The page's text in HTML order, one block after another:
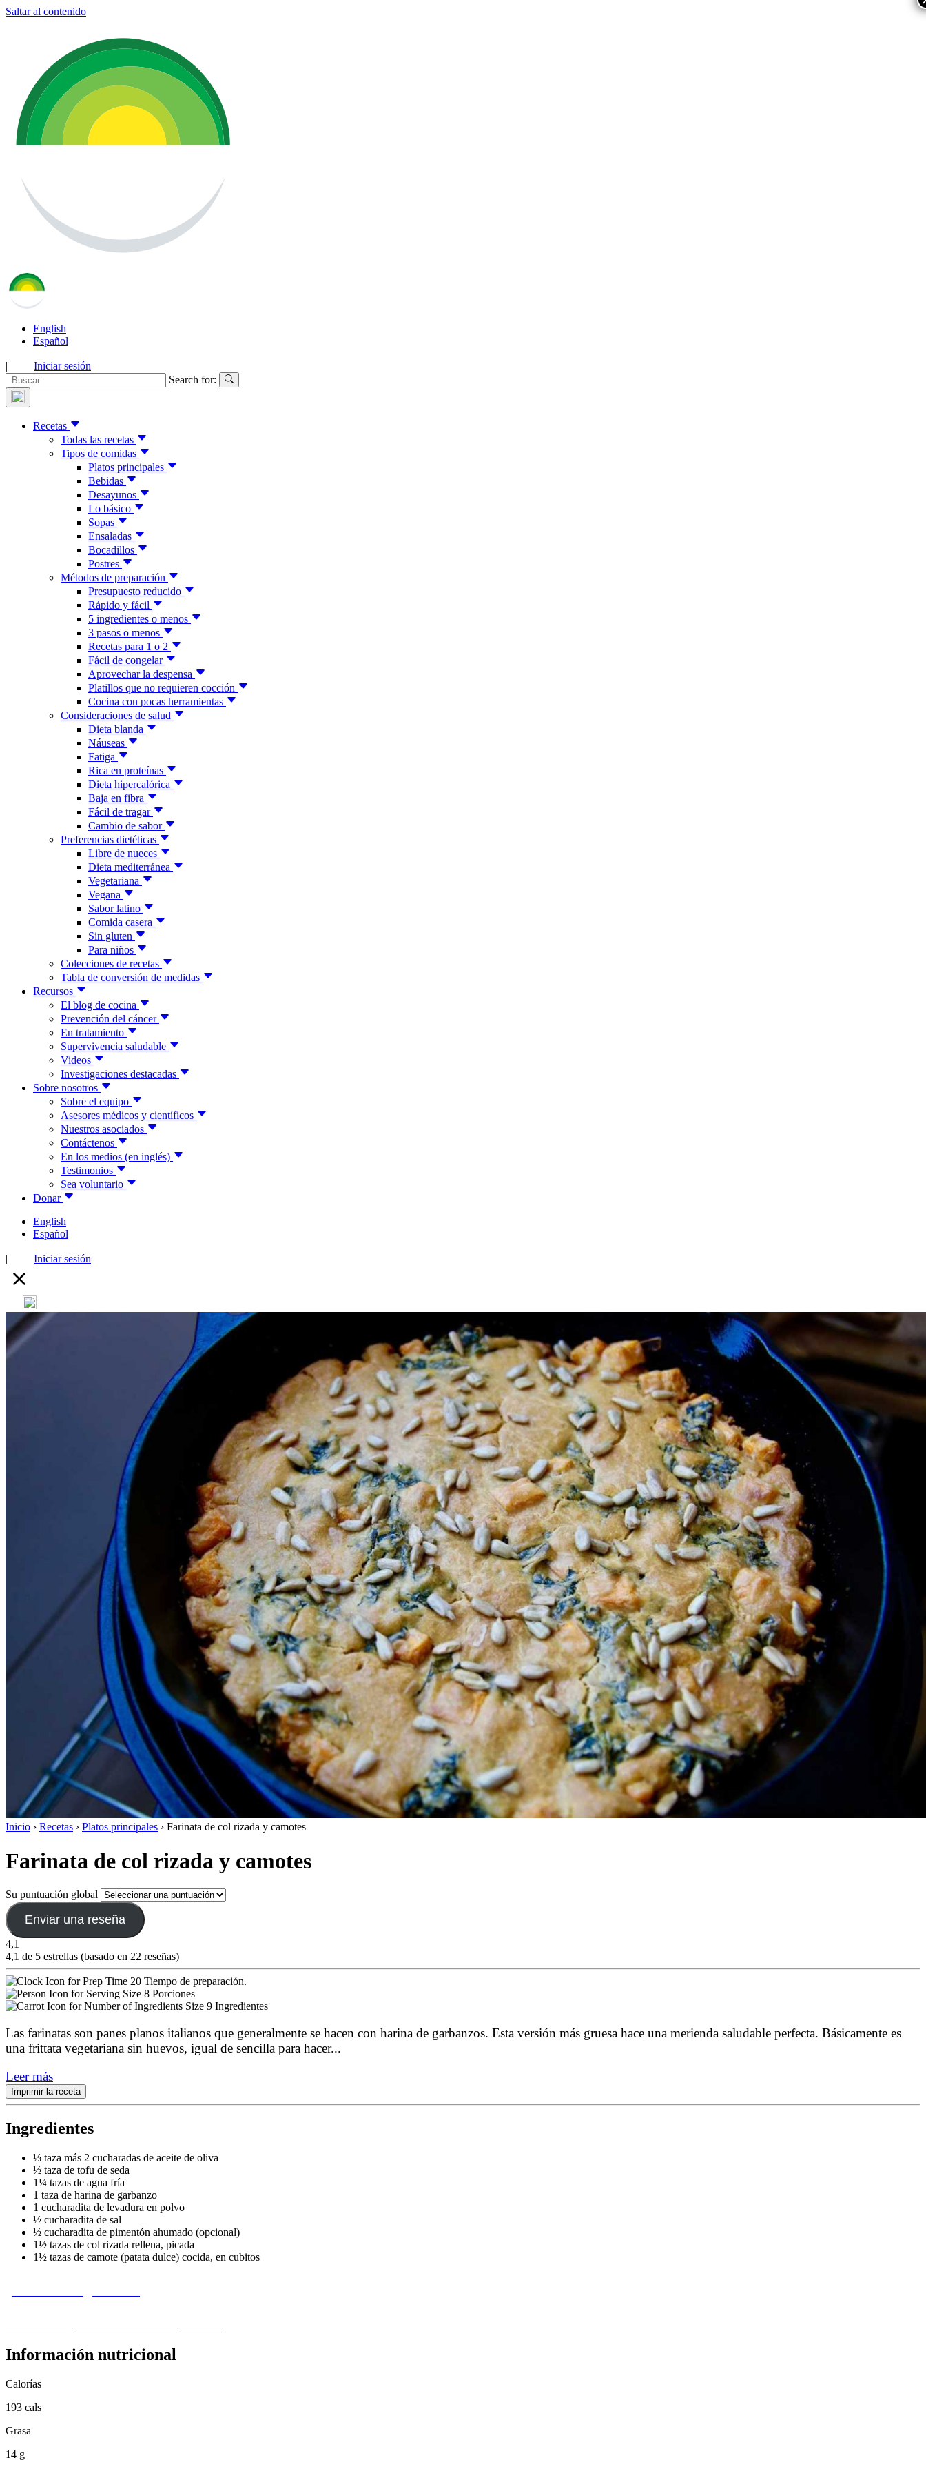
Saltar al contenido
English
Español
|
Iniciar sesión
Search for:
Recetas
Todas las recetas
Tipos de comidas
Platos principales
Bebidas
Desayunos
Lo básico
Sopas
Ensaladas
Bocadillos
Postres
Métodos de preparación
Presupuesto reducido
Rápido y fácil
5 ingredientes o menos
3 pasos o menos
Recetas para 1 o 2
Fácil de congelar
Aprovechar la despensa
Platillos que no requieren cocción
Cocina con pocas herramientas
Consideraciones de salud
Dieta blanda
Náuseas
Fatiga
Rica en proteínas
Dieta hipercalórica
Baja en fibra
Fácil de tragar
Cambio de sabor
Preferencias dietéticas
Libre de nueces
Dieta mediterránea
Vegetariana
Vegana
Sabor latino
Comida casera
Sin gluten
Para niños
Colecciones de recetas
Tabla de conversión de medidas
Recursos
El blog de cocina
Prevención del cáncer
En tratamiento
Supervivencia saludable
Videos
Investigaciones destacadas
Sobre nosotros
Sobre el equipo
Asesores médicos y científicos
Nuestros asociados
Contáctenos
En los medios (en inglés)
Testimonios
Sea voluntario
Donar
English
Español
| Iniciar sesión
Inicio › Recetas › Platos principales › Farinata de col rizada y camotes
Farinata de col rizada y camotes
Su puntuación global
Enviar una reseña
4,1
4,1 de 5 estrellas (basado en 22 reseñas)
20 Tiempo de preparación.
8 Porciones
9 Ingredientes
Las farinatas son panes planos italianos que generalmente se hacen con harina de garbanzos. Esta versión más gruesa hace una merienda saludable perfecta. Básicamente es
una frittata vegetariana sin huevos, igual de sencilla para hacer...
Leer más
Imprimir la receta
Ingredientes
⅓ taza más 2 cucharadas de aceite de oliva
½ taza de tofu de seda
1¼ tazas de agua fría
1 taza de harina de garbanzo
1 cucharadita de levadura en polvo
½ cucharadita de sal
½ cucharadita de pimentón ahumado (opcional)
1½ tazas de col rizada rellena, picada
1½ tazas de camote (patata dulce) cocida, en cubitos
Información nutricional
Calorías
193 cals
Grasa
14 g